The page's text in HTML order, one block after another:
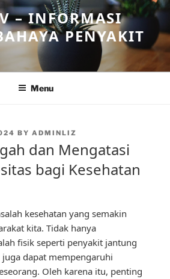
– INFORMASI
PENYAKIT
Menu
BY ADMINLIZ
dan Mengatasi
bagi Kesehatan
kesehatan yang semakin
kita. Tidak hanya
fisik seperti penyakit jantung
dapat mempengaruhi
Oleh karena itu, penting